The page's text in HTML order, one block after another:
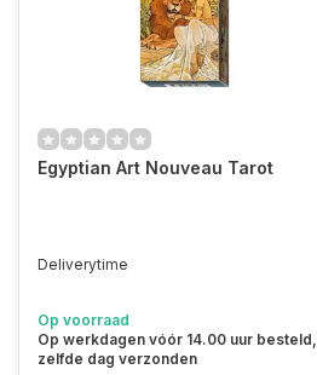
Egyptian Art Nouveau Tarot
Deliverytime
Op voorraad
Op werkdagen vóór 14.00 uur besteld,
zelfde dag verzonden